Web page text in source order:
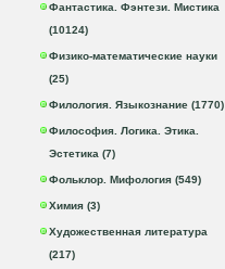
Фантастика. Фэнтези. Мистика
(10124)
Физико-математические науки
(25)
Филология. Языкознание (1770)
Философия. Логика. Этика.
Эстетика (7)
Фольклор. Мифология (549)
Химия (3)
Художественная литература
(217)